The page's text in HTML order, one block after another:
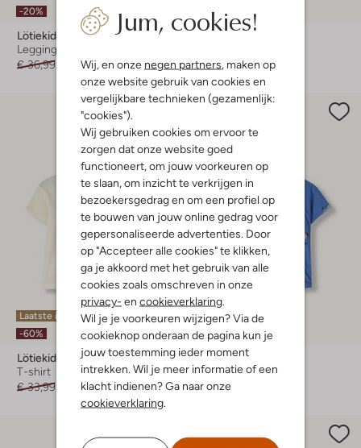
Jum, cookies!
Wij, en onze negen partners, maken op
onze website gebruik van cookies en
vergelijkbare technieken (gezamenlijk:
"cookies").
Wij gebruiken cookies om ervoor te
zorgen dat onze website goed
functioneert, om jouw voorkeuren op
te slaan, om inzicht te verkrijgen in
bezoekersgedrag en om een profiel op
te bouwen van jouw online gedrag voor
gepersonaliseerde advertenties. Door
op "Accepteer alle cookies" te klikken,
ga je akkoord met het gebruik van alle
cookies zoals omschreven in onze
privacy- en cookieverklaring.
Wil je je voorkeuren wijzigen? Via de
cookieknop onderaan de pagina kun je
jouw toestemming ieder moment
intrekken. Wil je meer informatie of een
klacht indienen? Ga naar onze
cookieverklaring.
-20%
Lötiekids
Legging
€ 36,99
€ 29,99
-60%
€ 34,99 € 13,99
Laatste item
-60%
Lötiekids
T-shirt
€ 33,99
€ 13,99
Laatste item
-60%
Lötiekids
T-shirt
€ 34,99